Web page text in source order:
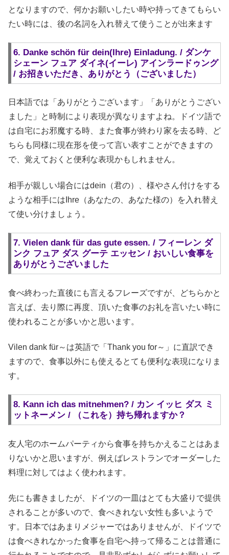
となりますので、何かお願いしたい時や持ってきてもらい
たい時には、後の名詞を入れ替えて使うことが出来ます
6. Danke schön für dein(Ihre) Einladung. / ダンケ
シェーン フュア ダイネ(イーレ) アインラードゥング
/ お招きいただき、ありがとう（ございました）
日本語では「ありがとうございます」「ありがとうござい
ました」と時制により表現が異なりますよね。ドイツ語で
は自宅にお邪魔する時、また食事が終わり家を去る時、ど
ちらも同様に現在形を使って言い表すことができますの
で、覚えておくと便利な表現かもしれません。
相手が親しい場合にはdein（君の）、様やさん付けをする
ような相手にはIhre（あなたの、あなた様の）を入れ替え
て使い分けましょう。
7. Vielen dank für das gute essen. / フィーレン ダ
ンク フュア ダス グーテ エッセン / おいしい食事を
ありがとうございました
食べ終わった直後にも言えるフレーズですが、どちらかと
言えば、去り際に再度、頂いた食事のお礼を言いたい時に
使われることが多いかと思います。
Vilen dank für～は英語で「Thank you for～」に直訳でき
ますので、食事以外にも使えるとても便利な表現になりま
す。
8. Kann ich das mitnehmen? / カン イッヒ ダス ミ
ットネーメン / （これを）持ち帰れますか？
友人宅のホームパーティから食事を持ちかえることはあま
りないかと思いますが、例えばレストランでオーダーした
料理に対してはよく使われます。
先にも書きましたが、ドイツの一皿はとても大盛りで提供
されることが多いので、食べきれない女性も多いようで
す。日本ではあまりメジャーではありませんが、ドイツで
は食べきれなかった食事を自宅へ持って帰ることは普通に